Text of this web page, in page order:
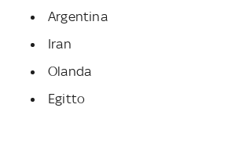
Argentina
Iran
Olanda
Egitto